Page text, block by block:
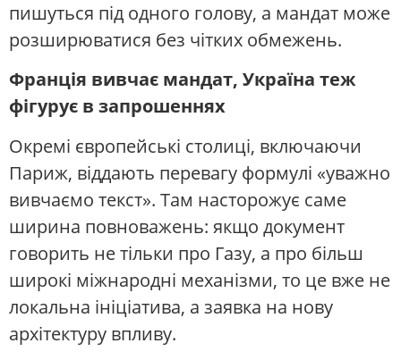
пишуться під одного голову, а мандат може
розширюватися без чітких обмежень.
Франція вивчає мандат, Україна теж
фігурує в запрошеннях
Окремі європейські столиці, включаючи
Париж, віддають перевагу формулі «уважно
вивчаємо текст». Там насторожує саме
ширина повноважень: якщо документ
говорить не тільки про Газу, а про більш
широкі міжнародні механізми, то це вже не
локальна ініціатива, а заявка на нову
архітектуру впливу.